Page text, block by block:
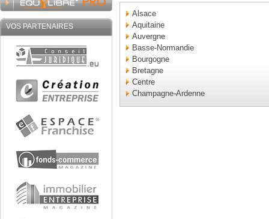
VOS PARTENAIRES
Alsace
Aquitaine
Auvergne
Basse-Normandie
Bourgogne
Bretagne
Centre
Champagne-Ardenne